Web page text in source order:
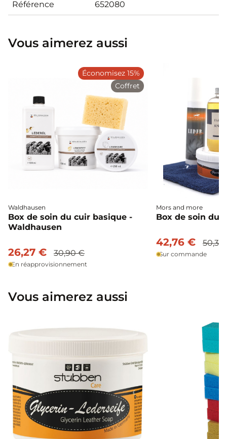
Référence 652080
Vous aimerez aussi
Waldhausen
Box de soin du cuir basique -
Waldhausen
26,27 € 30,90 €
En réapprovisionnement
Économisez 15%
Coffret
Mors and more
Box de soin du
42,76 €
Sur commande
Vous aimerez aussi